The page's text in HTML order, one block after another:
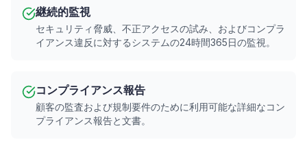
継続的監視
セキュリティ脅威、不正アクセスの試み、およびコンプラ
イアンス違反に対するシステムの24時間365日の監視。
コンプライアンス報告
顧客の監査および規制要件のために利用可能な詳細なコン
プライアンス報告と文書。